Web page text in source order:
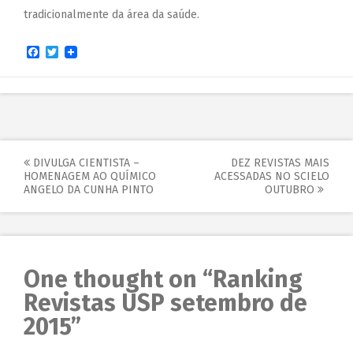
tradicionalmente da área da saúde.
Facebook
Twitter
DIVULGA CIENTISTA –
HOMENAGEM AO QUÍMICO
ANGELO DA CUNHA PINTO
DEZ REVISTAS MAIS
ACESSADAS NO SCIELO
OUTUBRO
One thought on “Ranking
Revistas USP setembro de
2015”